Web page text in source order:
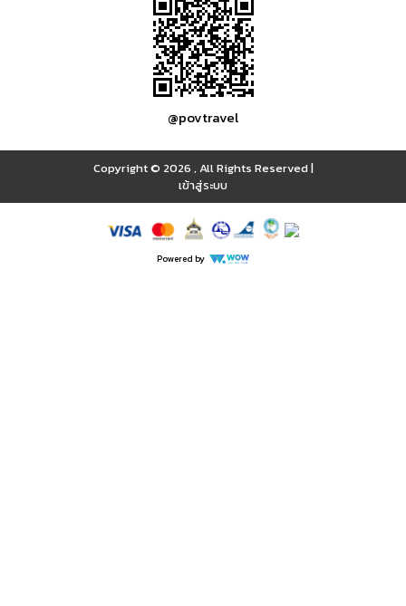
@povtravel
Copyright © 2026 , All Rights Reserved|
เข้าสู่ระบบ
Powered by